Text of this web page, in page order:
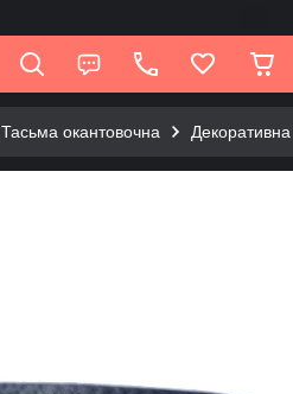
Тасьма окантовочна